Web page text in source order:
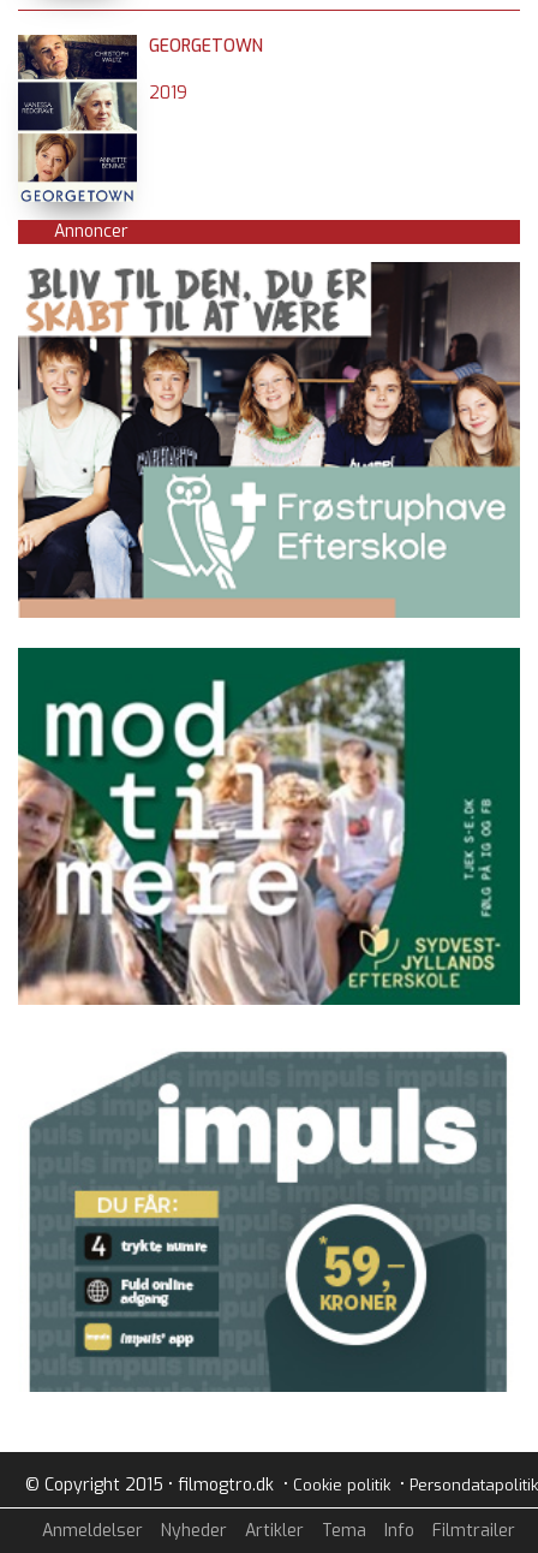
GEORGETOWN
2019
Annoncer
© Copyright 2015 • filmogtro.dk • Cookie politik• Persondatapolitik
Anmeldelser Nyheder Artikler Tema Info Filmtrailer